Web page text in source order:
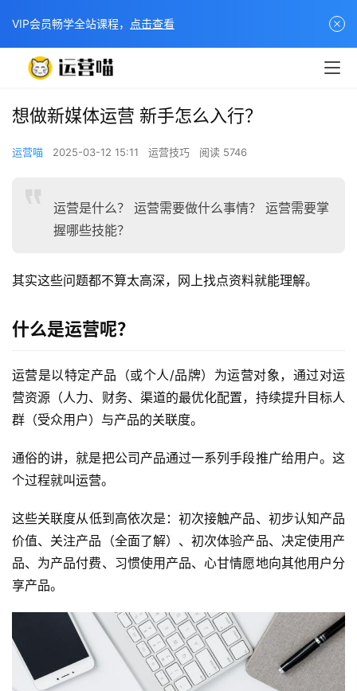
想做新媒体运营 新手怎么入行？
运营喵 2025-03-12 15:11 运营技巧 阅读 5746
运营是什么？ 运营需要做什么事情？ 运营需要掌
握哪些技能？
其实这些问题都不算太高深，网上找点资料就能理解。
什么是运营呢？
运营是以特定产品（或个人/品牌）为运营对象，通过对运
营资源（人力、财务、渠道的最优化配置，持续提升目标人
群（受众用户）与产品的关联度。
通俗的讲，就是把公司产品通过一系列手段推广给用户。这
个过程就叫运营。
这些关联度从低到高依次是：初次接触产品、初步认知产品
价值、关注产品（全面了解）、初次体验产品、决定使用产
品、为产品付费、习惯使用产品、心甘情愿地向其他用户分
享产品。
VIP会员畅学全站课程， 点击查看